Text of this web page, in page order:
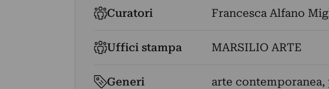
Curatori Francesca Alfano
Uffici stampa MARSILIO ARTE
Generi arte contemporanea,